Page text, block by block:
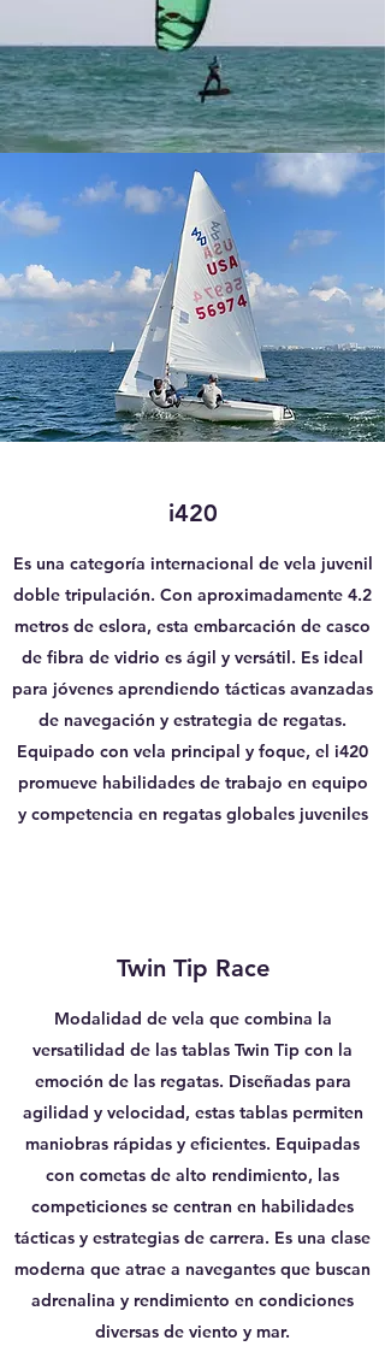
i420
Es una categoría internacional de vela juvenil
doble tripulación. Con aproximadamente 4.2
metros de eslora, esta embarcación de casco
de fibra de vidrio es ágil y versátil. Es ideal
para jóvenes aprendiendo tácticas avanzadas
de navegación y estrategia de regatas.
Equipado con vela principal y foque, el i420
promueve habilidades de trabajo en equipo
y competencia en regatas globales juveniles
Twin Tip Race
Modalidad de vela que combina la
versatilidad de las tablas Twin Tip con la
emoción de las regatas. Diseñadas para
agilidad y velocidad, estas tablas permiten
maniobras rápidas y eficientes. Equipadas
con cometas de alto rendimiento, las
competiciones se centran en habilidades
tácticas y estrategias de carrera. Es una clase
moderna que atrae a navegantes que buscan
adrenalina y rendimiento en condiciones
diversas de viento y mar.